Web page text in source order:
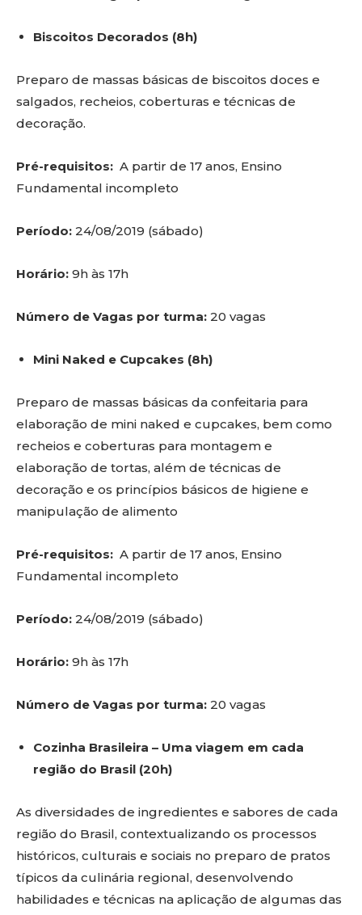
Biscoitos Decorados (8h)
Preparo de massas básicas de biscoitos doces e
salgados, recheios, coberturas e técnicas de
decoração.
Pré-requisitos: A partir de 17 anos, Ensino
Fundamental incompleto
Período: 24/08/2019 (sábado)
Horário: 9h às 17h
Número de Vagas por turma: 20 vagas
Mini Naked e Cupcakes (8h)
Preparo de massas básicas da confeitaria para
elaboração de mini naked e cupcakes, bem como
recheios e coberturas para montagem e
elaboração de tortas, além de técnicas de
decoração e os princípios básicos de higiene e
manipulação de alimento
Pré-requisitos: A partir de 17 anos, Ensino
Fundamental incompleto
Período: 24/08/2019 (sábado)
Horário: 9h às 17h
Número de Vagas por turma: 20 vagas
Cozinha Brasileira – Uma viagem em cada
região do Brasil (20h)
As diversidades de ingredientes e sabores de cada
região do Brasil, contextualizando os processos
históricos, culturais e sociais no preparo de pratos
típicos da culinária regional, desenvolvendo
habilidades e técnicas na aplicação de algumas das